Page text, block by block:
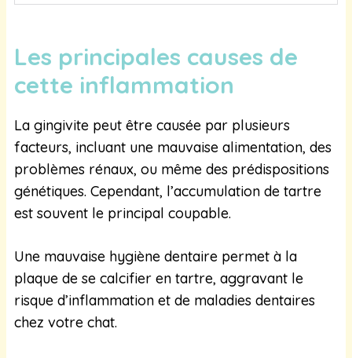
Les principales causes de
cette inflammation
La gingivite peut être causée par plusieurs
facteurs, incluant une mauvaise alimentation, des
problèmes rénaux, ou même des prédispositions
génétiques. Cependant, l’accumulation de tartre
est souvent le principal coupable.
Une mauvaise hygiène dentaire permet à la
plaque de se calcifier en tartre, aggravant le
risque d’inflammation et de maladies dentaires
chez votre chat.